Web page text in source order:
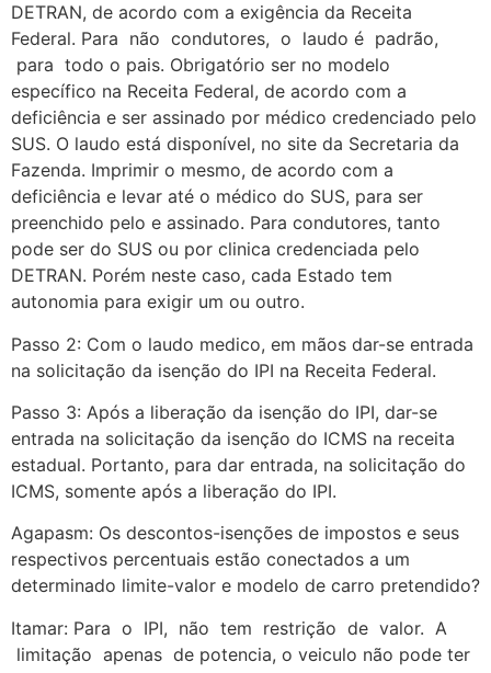
DETRAN, de acordo com a exigência da Receita
Federal. Para não condutores, o laudo é padrão,
para todo o pais. Obrigatório ser no modelo
específico na Receita Federal, de acordo com a
deficiência e ser assinado por médico credenciado pelo
SUS. O laudo está disponível, no site da Secretaria da
Fazenda. Imprimir o mesmo, de acordo com a
deficiência e levar até o médico do SUS, para ser
preenchido pelo e assinado. Para condutores, tanto
pode ser do SUS ou por clinica credenciada pelo
DETRAN. Porém neste caso, cada Estado tem
autonomia para exigir um ou outro.
Passo 2: Com o laudo medico, em mãos dar-se entrada
na solicitação da isenção do IPI na Receita Federal.
Passo 3: Após a liberação da isenção do IPI, dar-se
entrada na solicitação da isenção do ICMS na receita
estadual. Portanto, para dar entrada, na solicitação do
ICMS, somente após a liberação do IPI.
Agapasm: Os descontos-isenções de impostos e seus
respectivos percentuais estão conectados a um
determinado limite-valor e modelo de carro pretendido?
Itamar: Para o IPI, não tem restrição de valor. A
limitação apenas de potencia, o veiculo não pode ter